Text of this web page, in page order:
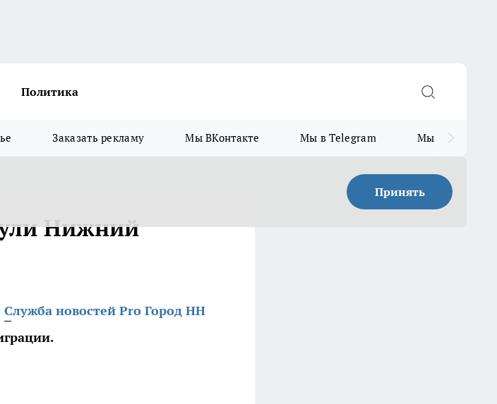
Политика
Заказать рекламу Мы ВКонтакте Мы в Telegram Мы в MAX
Принять
Нижний
Служба новостей Pro Город НН